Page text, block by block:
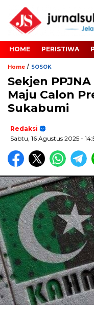
HOME PERISTIWA
Home / SOSOK
Sekjen
Maju Calon
Sukabumi
Redaksi
Sabtu, 16 Agustus 2025 -